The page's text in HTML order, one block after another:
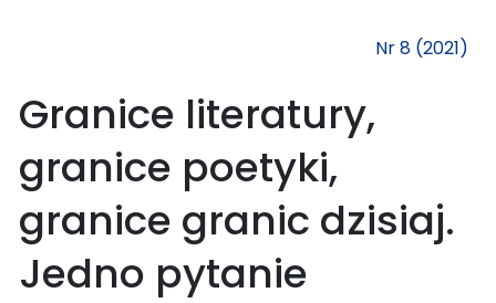
Nr 8 (2021)
Granice literatury,
granice poetyki,
granice granic dzisiaj.
Jedno pytanie